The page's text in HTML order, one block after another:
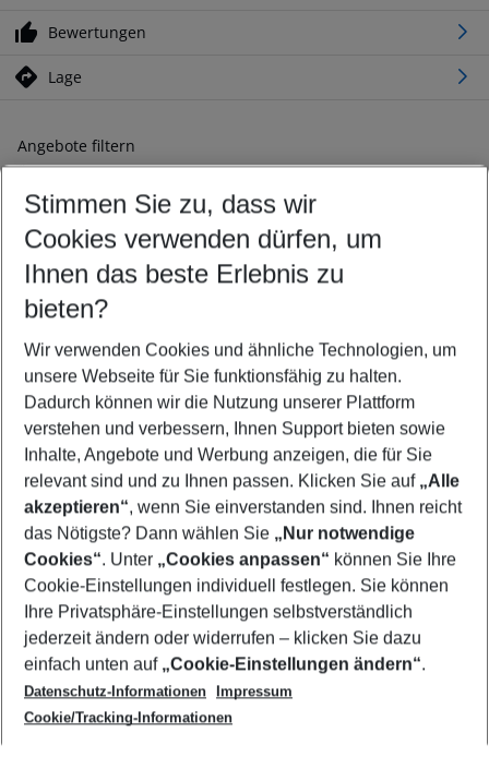
Bewertungen
Lage
Angebote filtern
Ändern Sie Ihre Kriterien nach Ihren Wünschen
Abflughafen wählen
Beliebiger Abflughafen
Reisezeitraum wählen
11.08.26– 09.08.27 5-8 Nächte
2 Erwachsene Keine Kinder
Mehr Filter anzeigen
Footer
Footer navigation
Über uns
AGB
Cookie-Einstellungen ändern
Cookie-Richtlinie
Datenschutz
Service & Hilfe
Barrierefreies Reisen
Check-in
Folgen Sie uns
Stimmen Sie zu, dass wir
Cookies verwenden dürfen, um
Ihnen das beste Erlebnis zu
bieten?
Wir verwenden Cookies und ähnliche Technologien, um
unsere Webseite für Sie funktionsfähig zu halten.
Dadurch können wir die Nutzung unserer Plattform
verstehen und verbessern, Ihnen Support bieten sowie
Inhalte, Angebote und Werbung anzeigen, die für Sie
relevant sind und zu Ihnen passen. Klicken Sie auf „Alle
akzeptieren“, wenn Sie einverstanden sind. Ihnen reicht
das Nötigste? Dann wählen Sie „Nur notwendige
Cookies“. Unter „Cookies anpassen“ können Sie Ihre
Cookie-Einstellungen individuell festlegen. Sie können
Ihre Privatsphäre-Einstellungen selbstverständlich
jederzeit ändern oder widerrufen – klicken Sie dazu
einfach unten auf „Cookie-Einstellungen ändern“.
Datenschutz-Informationen
Impressum
Cookie/Tracking-Informationen